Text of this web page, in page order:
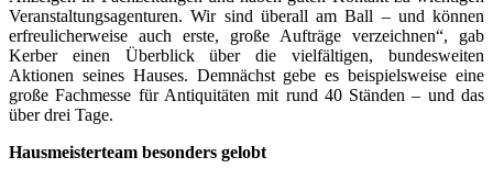
Veranstaltungsagenturen. Wir sind überall am Ball – und können
erfreulicherweise auch erste, große Aufträge verzeichnen“, gab
Kerber einen Überblick über die vielfältigen, bundesweiten
Aktionen seines Hauses. Demnächst gebe es beispielsweise eine
große Fachmesse für Antiquitäten mit rund 40 Ständen – und das
über drei Tage.
Hausmeisterteam besonders gelobt